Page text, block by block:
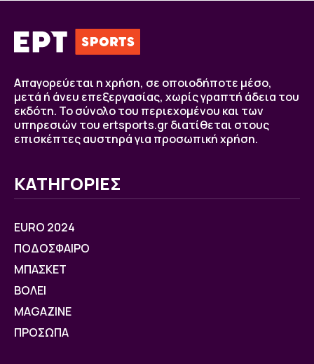
Απαγορεύεται η χρήση, σε οποιοδήποτε μέσο,
μετά ή άνευ επεξεργασίας, χωρίς γραπτή άδεια του
εκδότη. Το σύνολο του περιεχομένου και των
υπηρεσιών του ertsports.gr διατίθεται στους
επισκέπτες αυστηρά για προσωπική χρήση.
ΚΑΤΗΓΟΡΙΕΣ
EURO 2024
ΠΟΔΟΣΦΑΙΡΟ
ΜΠΑΣΚΕΤ
ΒOΛΕΙ
MAGAZINE
ΠΡΟΣΩΠΑ